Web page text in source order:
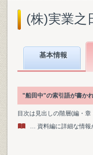
(株)実業之
基本情報
"船田中"の索引語が書か
目次は見出しの階層(編・
… 資料編に詳細な情報